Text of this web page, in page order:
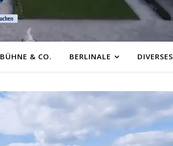
& CO. BERLINALE DIVERSES